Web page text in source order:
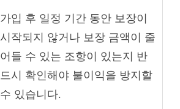
가입 후 일정 기간 동안 보장이
시작되지 않거나 보장 금액이 줄
어들 수 있는 조항이 있는지 반
드시 확인해야 불이익을 방지할
수 있습니다.